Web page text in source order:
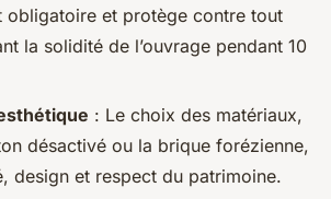
obligatoire et protège contre tout
la solidité de l’ouvrage pendant 10
: Le choix des matériaux,
désactivé ou la brique forézienne,
design et respect du patrimoine.